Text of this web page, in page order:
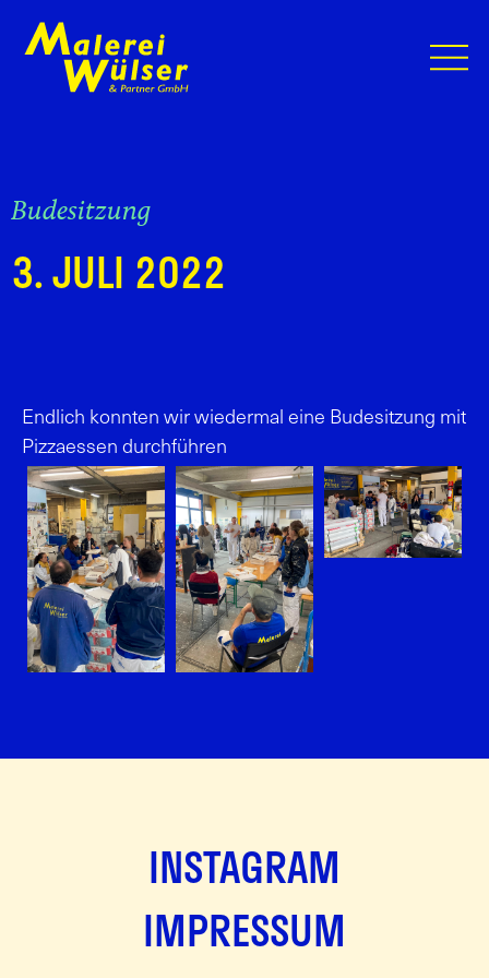
Budesitzung
3. JULI 2022
Endlich konnten wir wiedermal eine Budesitzung mit
Pizzaessen durchführen
INSTAGRAM
IMPRESSUM